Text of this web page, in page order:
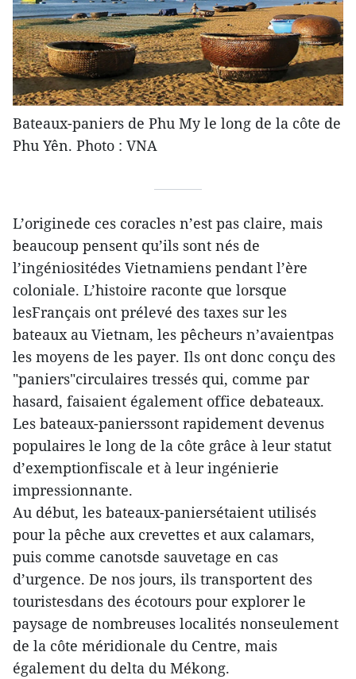
Bateaux-paniers de Phu My le long de la côte de
Phu Yên. Photo : VNA
L’originede ces coracles n’est pas claire, mais
beaucoup pensent qu’ils sont nés de
l’ingéniositédes Vietnamiens pendant l’ère
coloniale. L’histoire raconte que lorsque
lesFrançais ont prélevé des taxes sur les
bateaux au Vietnam, les pêcheurs n’avaientpas
les moyens de les payer. Ils ont donc conçu des
"paniers"circulaires tressés qui, comme par
hasard, faisaient également office debateaux.
Les bateaux-panierssont rapidement devenus
populaires le long de la côte grâce à leur statut
d’exemptionfiscale et à leur ingénierie
impressionnante.
Au début, les bateaux-paniersétaient utilisés
pour la pêche aux crevettes et aux calamars,
puis comme canotsde sauvetage en cas
d’urgence. De nos jours, ils transportent des
touristesdans des écotours pour explorer le
paysage de nombreuses localités nonseulement
de la côte méridionale du Centre, mais
également du delta du Mékong.